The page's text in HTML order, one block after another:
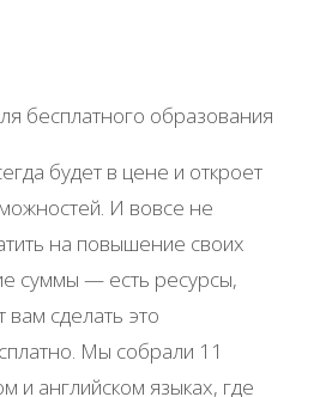
будет в цене и откроет
И вовсе не
на повышение своих
суммы — есть ресурсы,
вам сделать это
Мы собрали 11
и английском языках, где